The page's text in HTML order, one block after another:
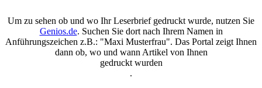
Um zu sehen ob und wo Ihr Leserbrief gedruckt wurde, nutzen Sie
Genios.de. Suchen Sie dort nach Ihrem Namen in
Anführungszeichen z.B.: "Maxi Musterfrau". Das Portal zeigt Ihnen
dann ob, wo und wann Artikel von Ihnen
gedruckt wurden
.